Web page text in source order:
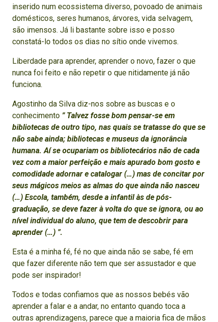
inserido num ecossistema diverso, povoado de animais
domésticos, seres humanos, árvores, vida selvagem,
são imensos. Já li bastante sobre isso e posso
constatá-lo todos os dias no sítio onde vivemos.
Liberdade para aprender, aprender o novo, fazer o que
nunca foi feito e não repetir o que nitidamente já não
funciona.
Agostinho da Silva diz-nos sobre as buscas e o
conhecimento ” Talvez fosse bom pensar-se em
bibliotecas de outro tipo, nas quais se tratasse do que se
não sabe ainda; bibliotecas e museus da ignorância
humana. Aí se ocupariam os bibliotecários não de cada
vez com a maior perfeição e mais apurado bom gosto e
comodidade adornar e catalogar (…) mas de concitar por
seus mágicos meios as almas do que ainda não nasceu
(…) Escola, também, desde a infantil às de pós-
graduação, se deve fazer à volta do que se ignora, ou ao
nível individual do aluno, que tem de descobrir para
aprender (…) ”.
Esta é a minha fé, fé no que ainda não se sabe, fé em
que fazer diferente não tem que ser assustador e que
pode ser inspirador!
Todos e todas confiamos que as nossos bebés vão
aprender a falar e a andar, no entanto quando toca a
outras aprendizagens, parece que a maioria fica de mãos